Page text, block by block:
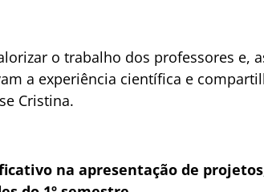
o trabalho dos professores e,
a experiência científica e
Cristina.
na apresentação de